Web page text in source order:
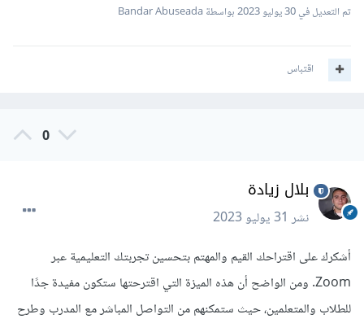
التدريبية. كما يوجد حسوب IO . ومع ذلك فهو إقتراح جميل
تم التعديل في30 يوليو 2023 بواسطة Bandar Abuseada
اقتباس
0
بلال زيادة
نشر31 يوليو 2023
أشكرك على اقتراحك القيم والمهتم بتحسين تجربتك التعليمية عبر
Zoom. ومن الواضح أن هذه الميزة التي اقترحتها ستكون مفيدة جدًا
للطلاب والمتعلمين، حيث ستمكنهم من التواصل المباشر مع المدرب وطرح